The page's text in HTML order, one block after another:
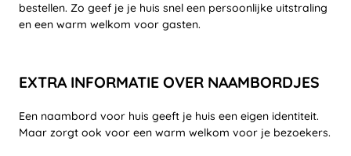
bestellen. Zo geef je je huis snel een persoonlijke uitstraling
en een warm welkom voor gasten.
EXTRA INFORMATIE OVER NAAMBORDJES
Een naambord voor huis geeft je huis een eigen identiteit.
Maar zorgt ook voor een warm welkom voor je bezoekers.